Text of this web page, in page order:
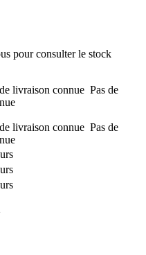
pour consulter le stock
livraison connue Pas de
livraison connue Pas de